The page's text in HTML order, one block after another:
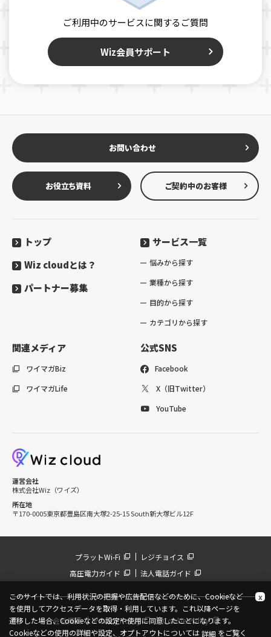
ご利用中のサービスに関するご質問
Wiz会員サポート
お問い合わせ
お役立ち資料 ご契約中のお客様
トップ サービス一覧
悩みから探す
業種から探す
目的から探す
カテゴリから探す
Wiz cloudとは？
パートナー募集
関連メディア
ワイマガBiz
ワイマガLife
公式SNS
Facebook
X（旧Twitter）
YouTube
運営会社
株式会社Wiz（ワイズ）
所在地
〒170-0005東京都豊島区南大塚2-25-15 South新大塚ビル12F
プラットWi-Fi
レジチョイス
高圧電力ガイド
法人電話ガイド
会社概要 Privacy Policy Cookie Policy
このサイトでは、利用状況の把握や広告配信などのために、Cookieなど
を使用してアクセスデータを取得・利用しています。これ以降ページを
遷移した場合、Cookieなどの設定や使用に同意したことになります。
Cookieなどの使用の詳細や設定、オプトアウトについては詳細
x
をご覧く